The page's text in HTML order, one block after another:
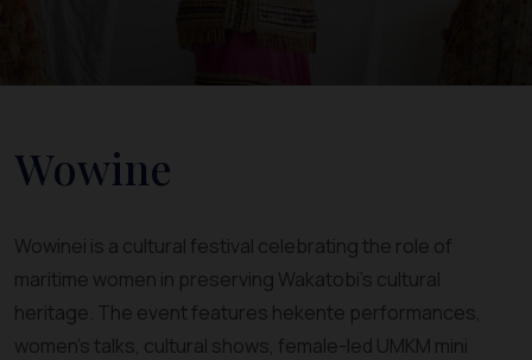
Wowine
Wowinei is a cultural festival celebrating the role of
maritime women in preserving Wakatobi’s cultural
heritage. The event features hekente performances,
women’s talks, cultural shows, female-led UMKM mini